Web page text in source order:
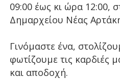
09:00 έως κι ώρα 12:00,
Δημαρχείου Νέας
Γινόμαστε ένα,
φωτίζουμε τις καρδιές
και αποδοχή.